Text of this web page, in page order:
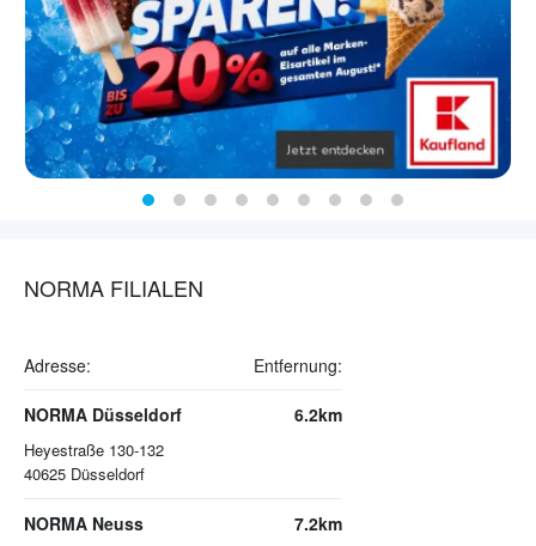
NORMA FILIALEN
Adresse: Entfernung:
NORMA Düsseldorf
Heyestraße 130-132
40625 Düsseldorf
6.2km
NORMA Neuss 7.2km